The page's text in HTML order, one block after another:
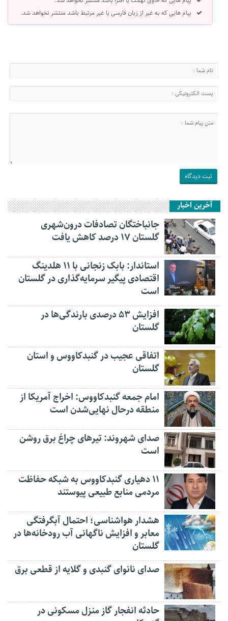
پیام هایی که به غیر از زبان فارسی یا غیر مرتبط باشد منتشر نخواهد شد.
آخرین اخبار
جانباختگان تصادفات درون‌شهری
گلستان ۱۷ درصد کاهش یافت
استاندار: بابک زنجانی با ۱۱ هلدینگ
اقتصادی پیگیر سرمایه‌گذاری در گلستان
است
افزایش ۵۳ درصدی بارندگی‌ها در
گلستان
اتفاقی عجیب در‌ گنبدکاووس و استان
گلستان
امام جمعه گنبدکاووس: اخراج آمریکا از
منطقه درحال نهایی‌شدن است
صدای شهروند: تیرهای چراغ برق روشن
است
۱۱ دهیاری گنبدکاووس به شبکه حفاظت
مردمی منابع طبیعی پیوستند
هشدار هواشناسی؛ احتمال آبگرفتگی
معابر و افزایش ناگهانی آب رودخانه‌ها در
گلستان
صدای نانوای گنبدی و گلایه از قطعی برق
حادثه انفجار گاز منزل مسکونی در